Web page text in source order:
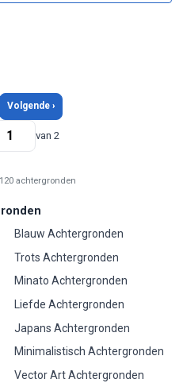
Volgende ›
van 2
achtergronden
Blauw Achtergronden
Trots Achtergronden
Minato Achtergronden
Liefde Achtergronden
Japans Achtergronden
Minimalistisch Achtergronden
Vector Art Achtergronden